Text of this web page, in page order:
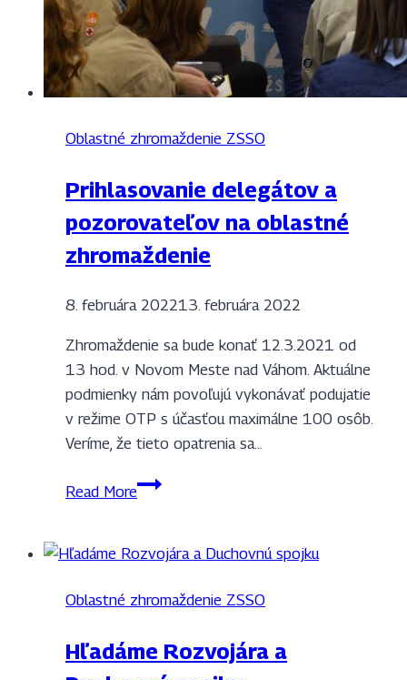
Oblastné zhromaždenie ZSSO
Prihlasovanie delegátov a
pozorovateľov na oblastné
zhromaždenie
8. februára 202213. februára 2022
Zhromaždenie sa bude konať 12.3.2021 od
13 hod. v Novom Meste nad Váhom. Aktuálne
podmienky nám povoľujú vykonávať podujatie
v režime OTP s účasťou maximálne 100 osôb.
Veríme, že tieto opatrenia sa…
Read MorePrihlasovanie
pozorovateľov
oblastné
Oblastné zhromaždenie ZSSO
Hľadáme Rozvojára a